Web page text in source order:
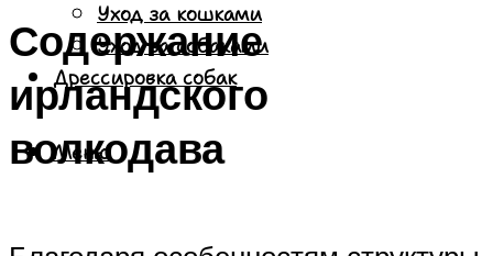
Уход за кошками
Уход за собаками
Дрессировка собак
Меню
Содержание
ирландского
волкодава